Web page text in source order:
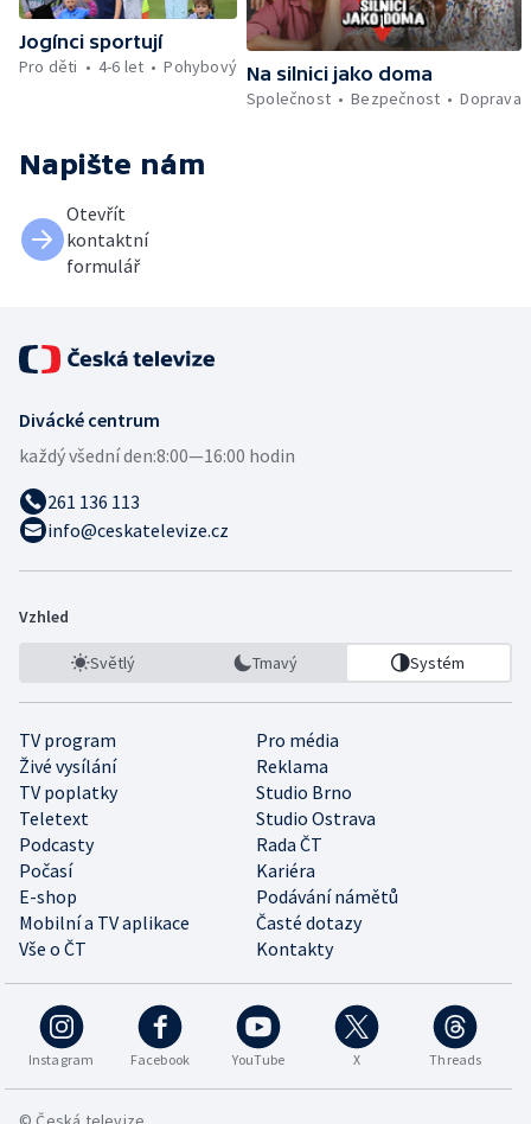
Jogínci sportují
Pro děti
4-6 let Pohybový Na silnici jako doma
Společnost
Bezpečnost Doprava
Napište nám
Otevřít
kontaktní
formulář
Divácké centrum
každý všední den:8:00—16:00 hodin
261 136 113
info@ceskatelevize.cz
Vzhled
Světlý Tmavý Systém
TV program
Pro média
Živé vysílání
Reklama
TV poplatky
Studio Brno
Teletext
Studio Ostrava
Podcasty
Rada ČT
Počasí
Kariéra
E-shop
Podávání námětů
Mobilní a TV aplikace
Časté dotazy
Vše o ČT
Kontakty
Instagram Facebook YouTube X Threads